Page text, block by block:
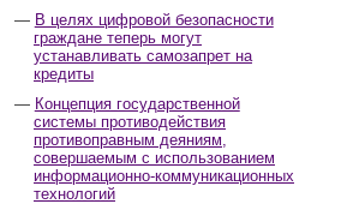
В целях цифровой безопасности
граждане теперь могут
устанавливать самозапрет на
кредиты
Концепция государственной
системы противодействия
противоправным деяниям,
совершаемым с использованием
информационно-коммуникационных
технологий